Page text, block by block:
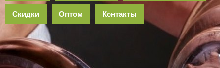
Скидки Оптом Контакты